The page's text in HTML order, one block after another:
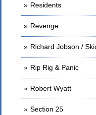
Residents
Revenge
Richard Jobson /
Rip Rig & Panic
Robert Wyatt
Section 25